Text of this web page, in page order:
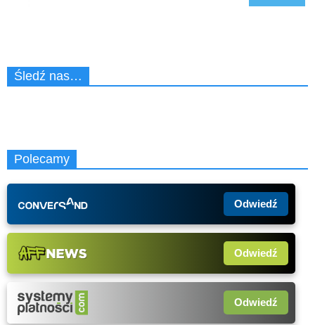
Śledź nas…
Polecamy
Odwiedź
Odwiedź
Odwiedź